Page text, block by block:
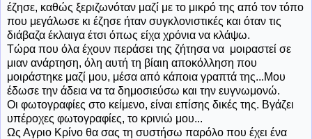
έζησε, καθώς ξεριζωνόταν μαζί με το μικρό της από τον τόπο
που μεγάλωσε κι έζησε ήταν συγκλονιστικές και όταν τις
διάβαζα έκλαιγα έτσι όπως είχα χρόνια να κλάψω.
Τώρα που όλα έχουν περάσει της ζήτησα να μοιραστεί σε
μιαν ανάρτηση, όλη αυτή τη βίαιη αποκόλληση που
μοιράστηκε μαζί μου, μέσα από κάποια γραπτά της...Μου
έδωσε την άδεια να τα δημοσιεύσω και την ευγνωμονώ.
Οι φωτογραφίες στο κείμενο, είναι επίσης δικές της. Βγάζει
υπέροχες φωτογραφίες, το κρινιώ μου...
Ως Αγριο Κρίνο θα σας τη συστήσω παρόλο που έχει ένα